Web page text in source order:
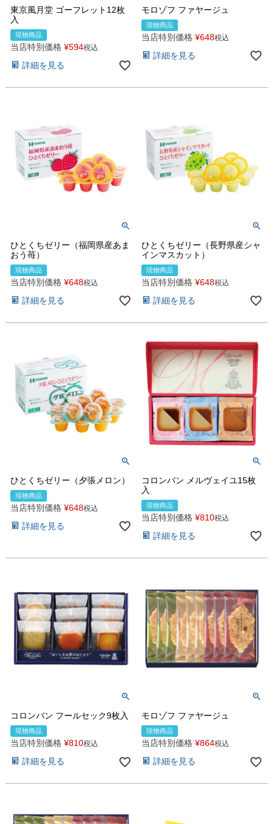
東京風月堂 ゴーフレット12枚
入
現物商品
当店特別価格 ¥594税込
詳細を見る
モロゾフ ファヤージュ
現物商品
当店特別価格 ¥648税込
詳細を見る
ひとくちゼリー（福岡県産あま
おう苺）
現物商品
当店特別価格 ¥648税込
詳細を見る
ひとくちゼリー（長野県産シャ
インマスカット）
現物商品
当店特別価格 ¥648税込
詳細を見る
ひとくちゼリー（夕張メロン）
現物商品
当店特別価格 ¥648税込
詳細を見る
コロンバン メルヴェイユ15枚
入
現物商品
当店特別価格 ¥810税込
詳細を見る
コロンバン フールセック9枚入
現物商品
当店特別価格 ¥810税込
詳細を見る
モロゾフ ファヤージュ
現物商品
当店特別価格 ¥864税込
詳細を見る